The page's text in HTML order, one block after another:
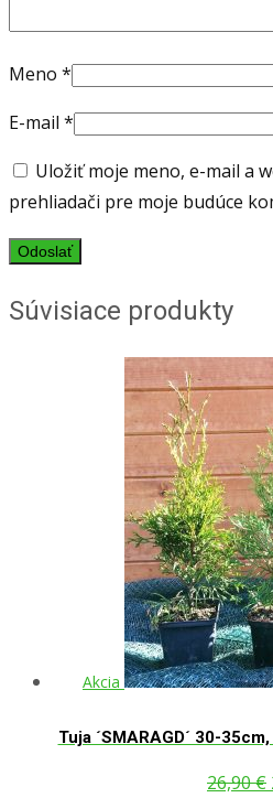
Meno *
E-mail *
Uložiť moje meno, e-mail a
prehliadači pre moje budúce
Súvisiace produkty
Akcia
Tuja ´SMARAGD´ 30-
26,90€